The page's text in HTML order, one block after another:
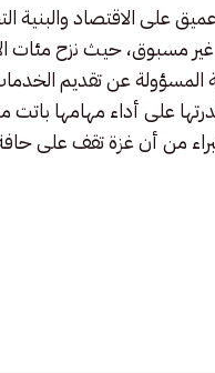
الاقتصاد والبنية
غير مسبوق، حيث نزح مئات
المسؤولة عن تقديم
قدرتها على أداء مهامها
من أن غزة تقف على